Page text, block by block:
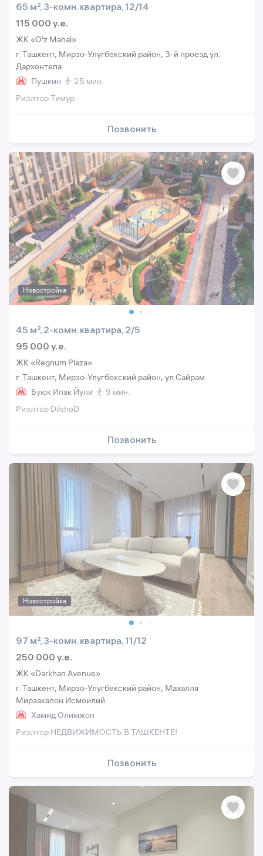
65 м², 3-комн. квартира, 12/14
115 000 y.e.
ЖК «O'z Mahal»
г. Ташкент, Мирзо-Улугбекский район, 3-й проезд ул.
Дархонтепа
Пушкин
25 мин.
Риэлтор Тимур
Позвонить
Новостройка
45 м², 2-комн. квартира, 2/5
95 000 y.e.
ЖК «Regnum Plaza»
г. Ташкент, Мирзо-Улугбекский район, ул.Сайрам
Буюк Ипак Йули
9 мин.
Риэлтор DilshoD
Позвонить
Новостройка
97 м², 3-комн. квартира, 11/12
250 000 y.e.
ЖК «Darkhan Avenue»
г. Ташкент, Мирзо-Улугбекский район, Махалля
Мирзакалон Исмоилий
Хамид Олимжон
Риэлтор НЕДВИЖИМОСТЬ В ТАШКЕНТЕ!
Позвонить